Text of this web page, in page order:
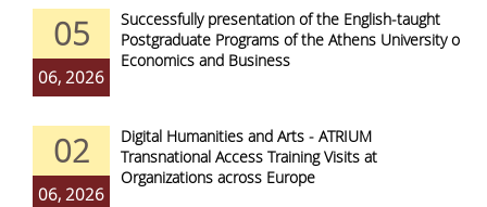
05
06, 2026
Successfully presentation of the English-taught
Postgraduate Programs of the Athens University of
Economics and Business
02
06, 2026
Digital Humanities and Arts - ATRIUM
Transnational Access Training Visits at
Organizations across Europe